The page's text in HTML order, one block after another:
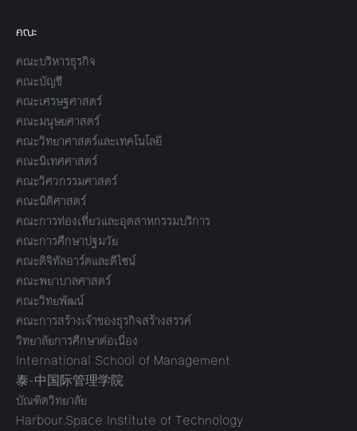
คณะ
คณะบริหารธุรกิจ
คณะบัญชี
คณะเศรษฐศาสตร์
คณะมนุษยศาสตร์
คณะวิทยาศาสตร์และเทคโนโลยี
คณะนิเทศศาสตร์
คณะวิศวกรรมศาสตร์
คณะนิติศาสตร์
คณะการท่องเที่ยวและอุตสาหกรรมบริการ
คณะการศึกษาปฐมวัย
คณะดิจิทัลอาร์ตและดีไซน์
คณะพยาบาลศาสตร์
คณะวิทยพัฒน์
คณะการสร้างเจ้าของธุรกิจสร้างสรรค์
วิทยาลัยการศึกษาต่อเนื่อง
International School of Management
泰-中国际管理学院
บัณฑิตวิทยาลัย
Harbour.Space Institute of Technology